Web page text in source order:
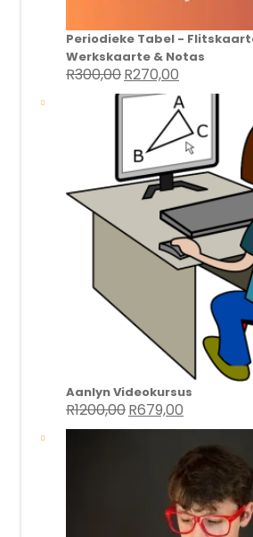
Periodieke Tabel -
Werkskaarte & Notas
R300,00 Original
price
R300,00.
R270,00
is:
R270,00.
Aanlyn Videokursus
R1200,00 Original
price
R679,00
price
R679,00.